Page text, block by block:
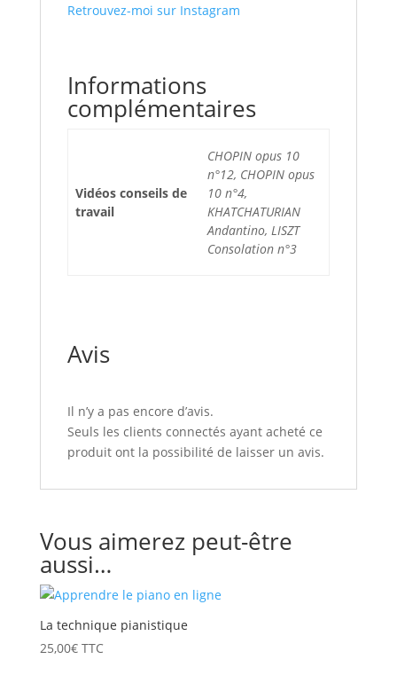
Retrouvez-moi sur Instagram
Informations
complémentaires
Vidéos conseils de
travail
CHOPIN opus 10
n°12, CHOPIN opus
10 n°4,
KHATCHATURIAN
Andantino, LISZT
Consolation n°3
Avis
Il n’y a pas encore d’avis.
Seuls les clients connectés ayant acheté ce
produit ont la possibilité de laisser un avis.
Vous aimerez peut-être
aussi…
La technique pianistique
25,00€ TTC